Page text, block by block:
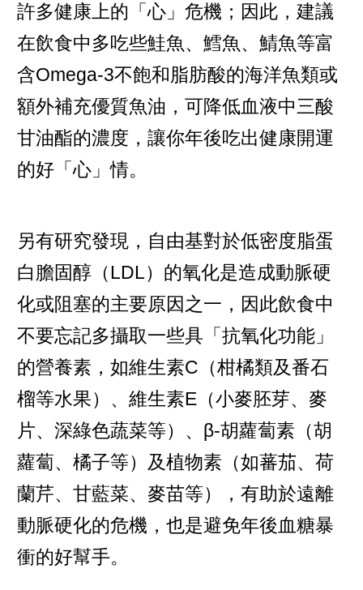
許多健康上的「心」危機；因此，建議
在飲食中多吃些鮭魚、鱈魚、鯖魚等富
含Omega-3不飽和脂肪酸的海洋魚類或
額外補充優質魚油，可降低血液中三酸
甘油酯的濃度，讓你年後吃出健康開運
的好「心」情。
另有研究發現，自由基對於低密度脂蛋
白膽固醇（LDL）的氧化是造成動脈硬
化或阻塞的主要原因之一，因此飲食中
不要忘記多攝取一些具「抗氧化功能」
的營養素，如維生素C（柑橘類及番石
榴等水果）、維生素E（小麥胚芽、麥
片、深綠色蔬菜等）、β-胡蘿蔔素（胡
蘿蔔、橘子等）及植物素（如蕃茄、荷
蘭芹、甘藍菜、麥苗等），有助於遠離
動脈硬化的危機，也是避免年後血糖暴
衝的好幫手。